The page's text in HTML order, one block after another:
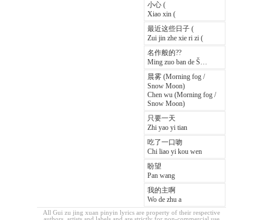
小心 (
Xiao xin (
最近这些日子 (
Zui jin zhe xie ri zi (
名作般的??
Ming zuo ban de Š…
晨雾 (Morning fog /
Snow Moon)
Chen wu (Morning fog /
Snow Moon)
只要一天
Zhi yao yi tian
吃了一口吻
Chi liao yi kou wen
盼望
Pan wang
我的主啊
Wo de zhu a
All Gui zu jing xuan pinyin lyrics are property of their respective